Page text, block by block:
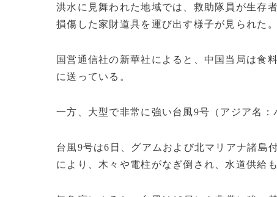
洪水に見舞われた地域では、救助隊員が生存
損傷した家財道具を運び出す様子が見られた。
国営通信社の新華社によると、中国当局は食
に送っている。
一方、大型で非常に強い台風9号（アジア名
台風9号は6日、グアムおよび北マリアナ諸島
により、木々や電柱がなぎ倒され、水道供給